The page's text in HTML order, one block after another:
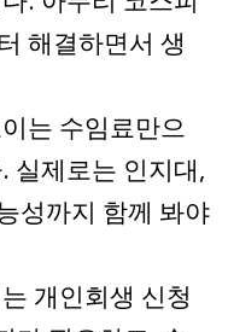
해결하면서 생
는 수임료만으
실제로는 인지대,
성까지 함께 봐야
개인회생 신청